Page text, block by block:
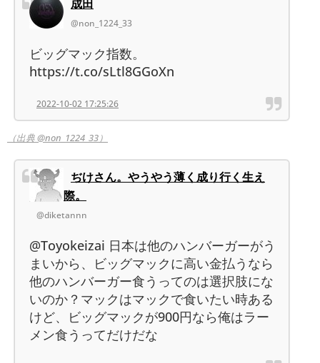
成田
@non_1224_33
ビッグマック指数。
https://t.co/sLtl8GGoXn
2022-10-02 17:25:26
（出典 @non_1224_33）
ぢけさん。やうやう薄く成り行く生え
際。
@diketannn
@Toyokeizai 日本は他のハンバーガーがう
まいから、ビッグマックに高い金払うなら
他のハンバーガー食うってのは選択肢にな
いのか？マックはマックで食いたい時ある
けど、ビッグマックが900円なら俺はラー
メン食うってだけだな